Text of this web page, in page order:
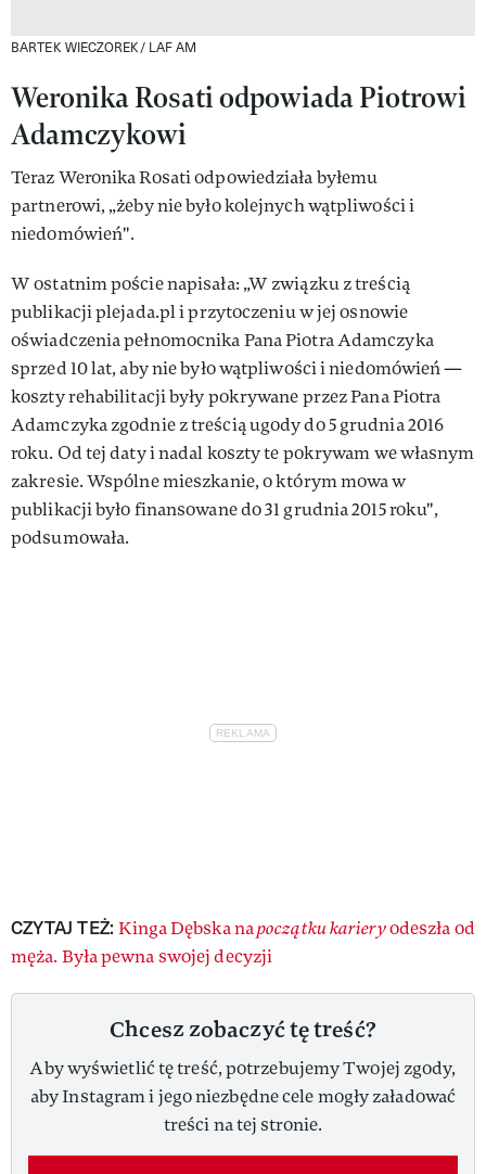
BARTEK WIECZOREK/ LAF AM
Weronika Rosati odpowiada Piotrowi
Adamczykowi
Teraz Weronika Rosati odpowiedziała byłemu
partnerowi, „żeby nie było kolejnych wątpliwości i
niedomówień".
W ostatnim poście napisała: „W związku z treścią
publikacji plejada.pl i przytoczeniu w jej osnowie
oświadczenia pełnomocnika Pana Piotra Adamczyka
sprzed 10 lat, aby nie było wątpliwości i niedomówień —
koszty rehabilitacji były pokrywane przez Pana Piotra
Adamczyka zgodnie z treścią ugody do 5 grudnia 2016
roku. Od tej daty i nadal koszty te pokrywam we własnym
zakresie. Wspólne mieszkanie, o którym mowa w
publikacji było finansowane do 31 grudnia 2015 roku",
podsumowała.
CZYTAJ TEŻ:Kinga Dębska napoczątku karieryodeszła od
męża. Była pewna swojej decyzji
Chcesz zobaczyć tę treść?
Aby wyświetlić tę treść, potrzebujemy Twojej zgody,
aby Instagram i jego niezbędne cele mogły załadować
treści na tej stronie.